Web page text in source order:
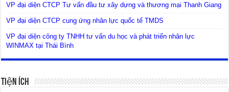
VP đại diện CTCP Tư vấn đầu tư xây dựng và thương mại Thanh Giang
VP đại diện CTCP cung ứng nhân lực quốc tế TMDS
VP đại diện công ty TNHH tư vấn du học và phát triển nhân lực
WINMAX tại Thái Bình
Tiện Ích